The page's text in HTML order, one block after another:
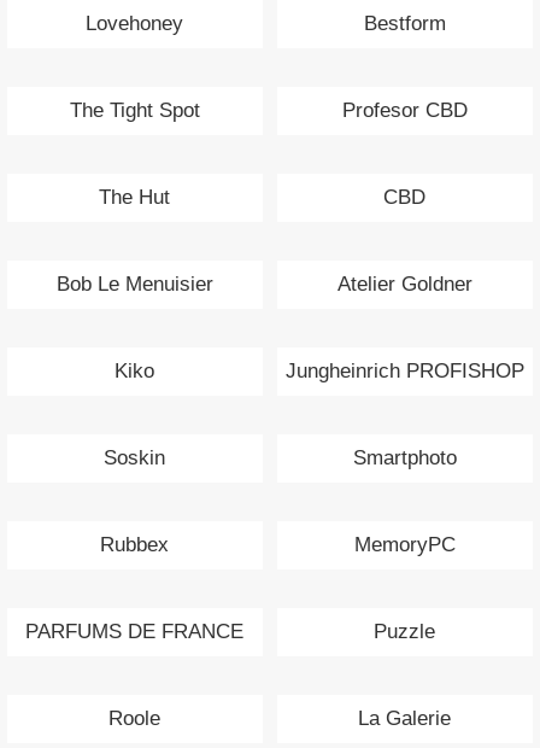
Lovehoney Bestform
The Tight Spot Profesor CBD
The Hut CBD
Bob Le Menuisier Atelier Goldner
Kiko Jungheinrich PROFISHOP
Soskin Smartphoto
Rubbex MemoryPC
PARFUMS DE FRANCE Puzzle
Roole La Galerie